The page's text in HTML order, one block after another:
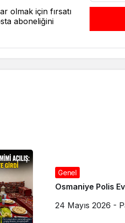
olmak için fırsatı
aboneliğini
Genel
Osmaniye Polis
24 Mayıs 2026 -